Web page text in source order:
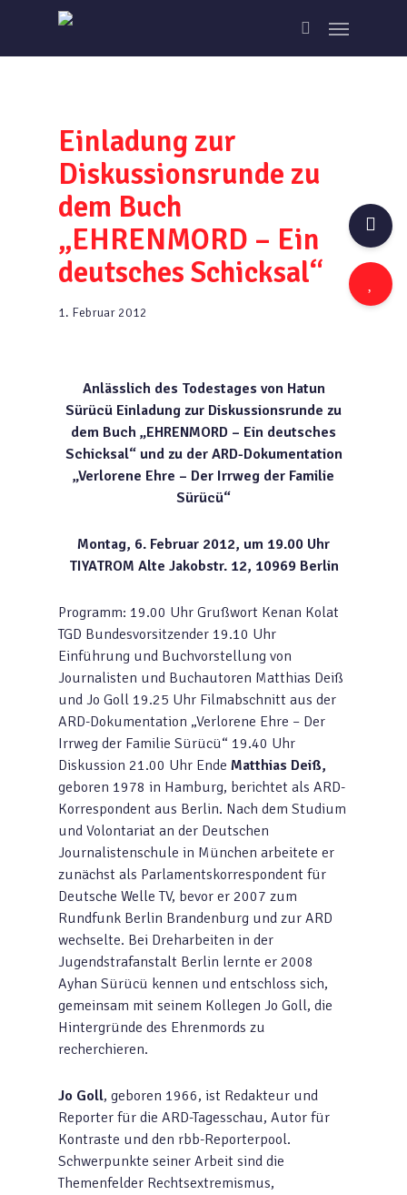
main
search
Menu
Einladung zur
Diskussionsrunde zu
dem Buch
„EHRENMORD – Ein
deutsches Schicksal“
1. Februar 2012
Anlässlich des Todestages von Hatun
Sürücü Einladung zur Diskussionsrunde zu
dem Buch „EHRENMORD – Ein deutsches
Schicksal“ und zu der ARD-Dokumentation
„Verlorene Ehre – Der Irrweg der Familie
Sürücü“
Montag, 6. Februar 2012, um 19.00 Uhr
TIYATROM Alte Jakobstr. 12, 10969 Berlin
Programm: 19.00 Uhr Grußwort Kenan Kolat
TGD Bundesvorsitzender 19.10 Uhr
Einführung und Buchvorstellung von
Journalisten und Buchautoren Matthias Deiß
und Jo Goll 19.25 Uhr Filmabschnitt aus der
ARD-Dokumentation „Verlorene Ehre – Der
Irrweg der Familie Sürücü“ 19.40 Uhr
Diskussion 21.00 Uhr Ende Matthias Deiß,
geboren 1978 in Hamburg, berichtet als ARD-
Korrespondent aus Berlin. Nach dem Studium
und Volontariat an der Deutschen
Journalistenschule in München arbeitete er
zunächst als Parlamentskorrespondent für
Deutsche Welle TV, bevor er 2007 zum
Rundfunk Berlin Brandenburg und zur ARD
wechselte. Bei Dreharbeiten in der
Jugendstrafanstalt Berlin lernte er 2008
Ayhan Sürücü kennen und entschloss sich,
gemeinsam mit seinem Kollegen Jo Goll, die
Hintergründe des Ehrenmords zu
recherchieren.
Jo Goll, geboren 1966, ist Redakteur und
Reporter für die ARD-Tagesschau, Autor für
Kontraste und den rbb-Reporterpool.
Schwerpunkte seiner Arbeit sind die
Themenfelder Rechtsextremismus,